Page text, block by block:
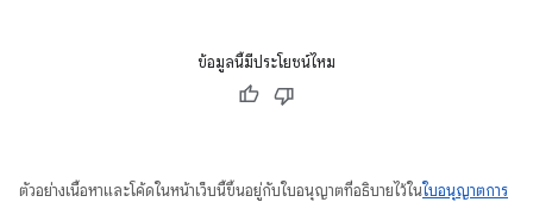
ข้อมูลนี้มีประโยชน์ไหม
ตัวอย่างเนื้อหาและโค้ดในหน้าเว็บนี้ขึ้นอยู่กับใบอนุญาตที่อธิบายไว้ในใบอนุญาตการ